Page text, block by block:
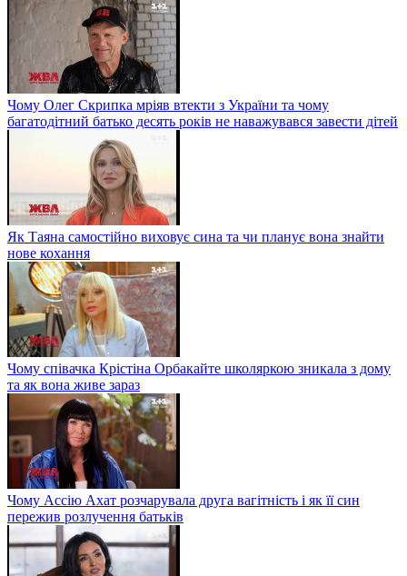
Чому Олег Скрипка мріяв втекти з України та чому
багатодітний батько десять років не наважувався завести дітей
Як Таяна самостійно виховує сина та чи планує вона знайти
нове кохання
Чому співачка Крістіна Орбакайте школяркою зникала з дому
та як вона живе зараз
Чому Ассію Ахат розчарувала друга вагітність і як її син
пережив розлучення батьків